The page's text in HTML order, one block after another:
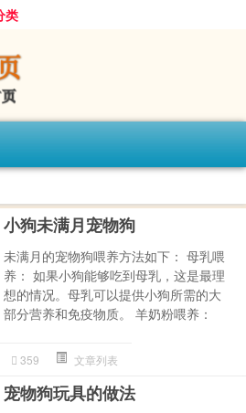
类
小狗未满月宠物狗
未满月的宠物狗喂养方法如下： 母乳喂
养： 如果小狗能够吃到母乳，这是最理
想的情况。母乳可以提供小狗所需的大
部分营养和免疫物质。 羊奶粉喂养：
359 文章列表
宠物狗玩具的做法